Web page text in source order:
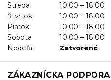
Streda
10:00 – 18:00
Štvrtok
10:00 – 18:00
Piatok
10:00 – 18:00
Sobota
10:00 – 18:00
Nedeľa
Zatvorené
ZÁKAZNÍCKA PODPORA